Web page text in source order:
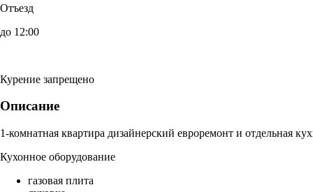
Отъезд
до 12:00
Курение запрещено
Описание
1-комнатная квартира дизайнерский евроремонт и отдельная
Кухонное оборудование
газовая плита